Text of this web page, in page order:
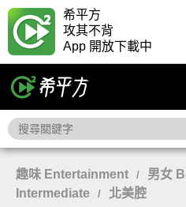
希平方
攻其不背
App 開放下載中
趣味 Entertainment / 男女
Intermediate
/ 北美腔